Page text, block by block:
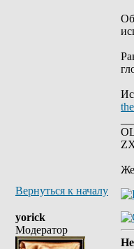
Вернуться к началу
yorick
Модератор